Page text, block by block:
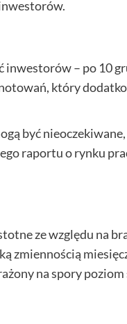
– po 10
który
być
raportu o rynku
ze względu na
zmiennością
na spory